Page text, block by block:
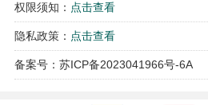
权限须知： 点击查看
隐私政策： 点击查看
备案号：苏ICP备2023041966号-6A